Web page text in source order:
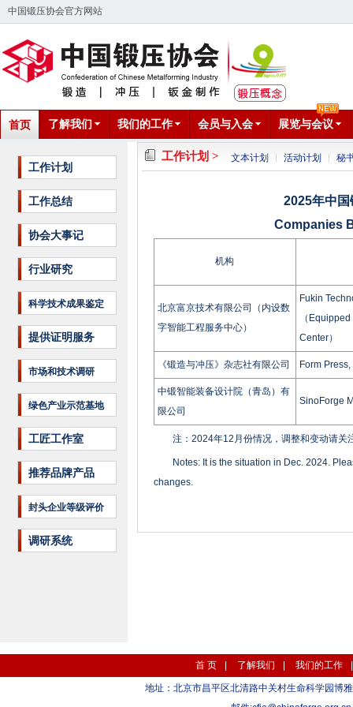
中国锻压协会官方网站
首页 了解我们 我们的工作 会员与入会 展览与会议
工作计划
工作总结
协会大事记
行业研究
科学技术成果鉴定
提供证明服务
市场和技术调研
绿色产业示范基地
工匠工作室
推荐品牌产品
封头企业等级评价
调研系统
工作计划 > 文本计划 活动计划 秘
2025年中
Companies
机构
北京富京技术有限公司（内设数
字智能工程服务中心）
Fukin
（
Center）
《锻造与冲压》杂志社有限公司 Form
中锻智能装备设计院（青岛）有
限公司
SinoForge
注：2024年12月份情况，调整和变动请关
Notes: It is the situation in Dec. 2024.
changes.
首 页 了解我们 我们的工作
地址：北京市昌平区北清路中关村生命科学园